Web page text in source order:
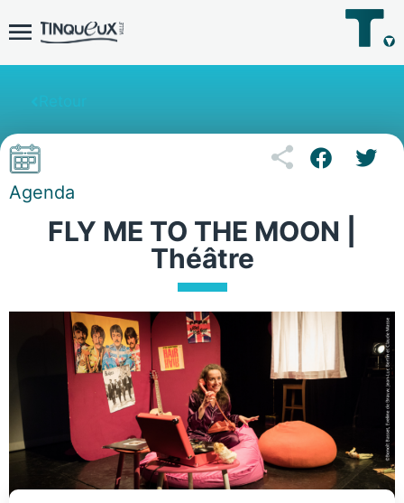
Agenda
FLY ME TO THE MOON |
Théâtre